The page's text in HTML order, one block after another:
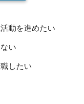
動を進めたい
い
したい